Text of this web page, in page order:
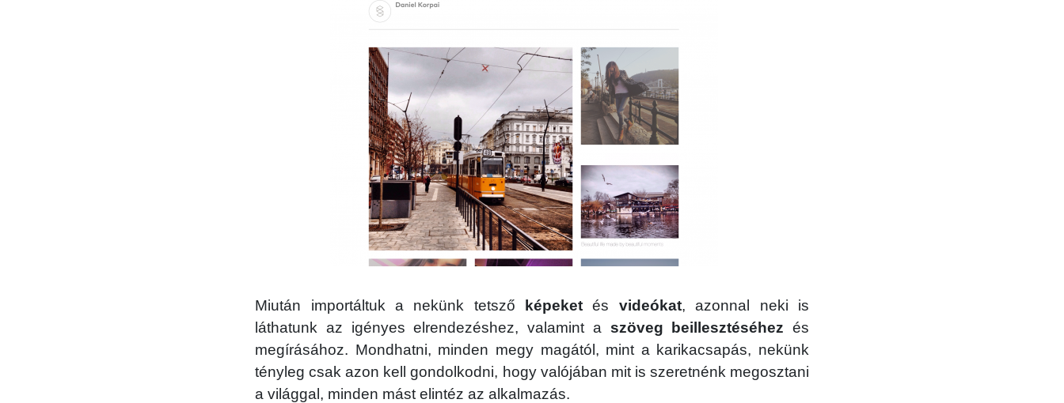
Miután importáltuk a nekünk tetsző képeket és videókat, azonnal neki is
láthatunk az igényes elrendezéshez, valamint a szöveg beillesztéséhez és
megírásához. Mondhatni, minden megy magától, mint a karikacsapás, nekünk
tényleg csak azon kell gondolkodni, hogy valójában mit is szeretnénk megosztani
a világgal, minden mást elintéz az alkalmazás.